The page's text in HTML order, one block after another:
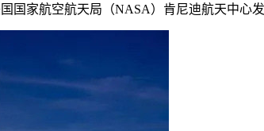
国家航空航天局（NASA）肯尼迪航天中心